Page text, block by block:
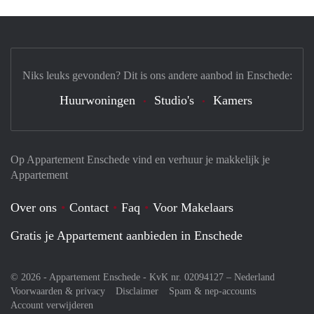
Op Appartement Enschede vind en verhuur je makkelijk je
Appartement
Over ons Contact Faq
Voor Makelaars
Gratis je Appartement aanbieden in Enschede
© 2026 - Appartement Enschede - KvK nr. 02094127 – Nederland
Voorwaarden & privacy
Disclaimer
Spam & nep-accounts
Account verwijderen
Niks leuks gevonden? Dit is ons andere aanbod in Enschede:
Huurwoningen Studio's Kamers